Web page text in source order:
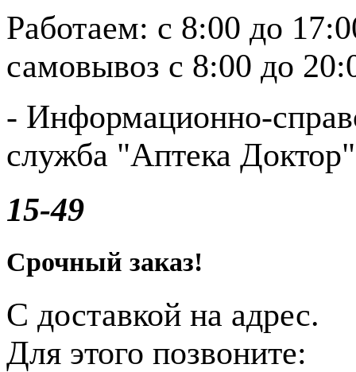
Работаем: с 8:00 до
самовывоз с 8:00 до
- Информационно-
служба "Аптека
15-49
Срочный заказ!
С доставкой на адрес.
Для этого позвоните: